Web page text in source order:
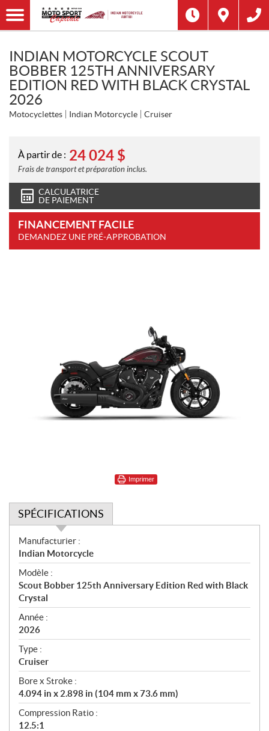
INDIAN MOTORCYCLE SCOUT
BOBBER 125TH ANNIVERSARY
EDITION RED WITH BLACK CRYSTAL
2026
Motocyclettes Indian Motorcycle Cruiser
À partir de : 24 024 $
Frais de transport et préparation inclus.
CALCULATRICE
DE PAIEMENT
FINANCEMENT FACILE
DEMANDEZ UNE PRÉ-APPROBATION
Imprimer
SPÉCIFICATIONS
S
p
é
c
i
f
i
c
a
t
i
o
n
s
Manufacturier :
Indian Motorcycle
Modèle :
Scout Bobber 125th Anniversary Edition Red with Black
Crystal
Année :
2026
Type :
Cruiser
Bore x Stroke :
4.094 in x 2.898 in (104 mm x 73.6 mm)
Compression Ratio :
12.5:1